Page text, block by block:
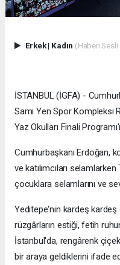
Erkek| Kadın (Haberi Sesli
İSTANBUL (İGFA) -
Sami Yen Spor Kompleksi
Yaz Okulları Finali
Cumhurbaşkanı Erdoğan,
ve katılımcıları
çocuklara selamlarını ve
Yeditepe'nin kardeş kardeş
rüzgârların estiği, fetih
İstanbul'da, rengârenk
bir araya geldiklerini ifade